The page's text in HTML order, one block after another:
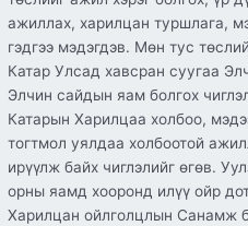
ажиллах, харилцан туршлага,
гэдгээ мэдэгдэв. Мөн тус
Катар Улсад хавсран суугаа
Элчин сайдын яам болгох
Катарын Харилцаа холбоо,
тогтмол уялдаа холбоотой
ирүүлж байх чиглэлийг өгөв.
орны яамд хооронд илүү ойр
Харилцан ойлголцлын Санамж